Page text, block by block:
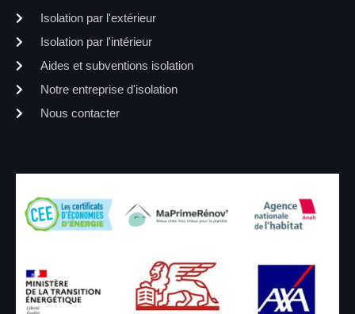
Isolation par l'extérieur
Isolation par l'intérieur
Aides et subventions isolation
Notre entreprise d'isolation
Nous contacter